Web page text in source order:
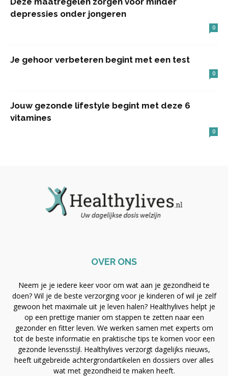
depressies onder jongeren
0
Je gehoor verbeteren begint met een test
0
Jouw gezonde lifestyle begint met deze 6
vitamines
0
OVER ONS
Neem je je iedere keer voor om wat aan je gezondheid te
doen? Wil je de beste verzorging voor je kinderen of wil je zelf
gewoon het maximale uit je leven halen? Healthylives helpt je
op een prettige manier om stappen te zetten naar een
gezonder en fitter leven. We werken samen met experts om
tot de beste informatie en praktische tips te komen voor een
gezonde levensstijl. Healthylives verzorgt dagelijks nieuws,
heeft uitgebreide achtergrondartikelen en dossiers over alles
wat met gezondheid te maken heeft.